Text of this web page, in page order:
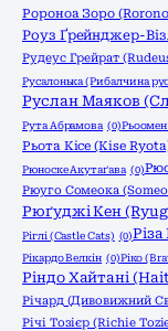
Ророноа Зоро
Роуз Ґрейнджер-
Рудеус Грейрат
Русалонька (Рибалчина
Руслан Маяков
Рута Абрамова (0)
Рьота Кісе (Kise
Рюноске Акутаґава (0)
Рюуго Сомеока
Рюґуджі Кен
Ріглі (Castle Cats) (0)
Рікардо Велкін (0)Ріко
Ріндо Хайтані
Річард (Дивовижний
Річі Тозієр (Richie